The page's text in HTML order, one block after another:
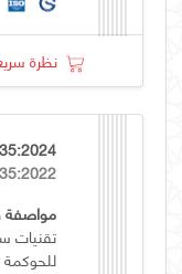
نظرة
مواصفة
تقنيات
للحوكمة